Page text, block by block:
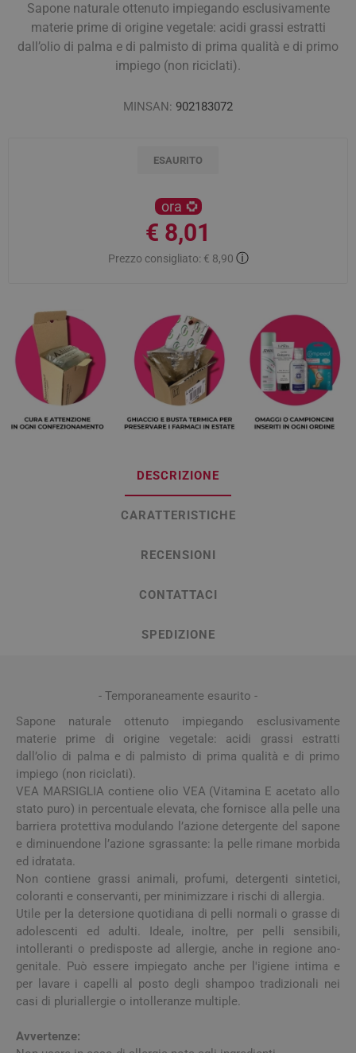
Sapone naturale ottenuto impiegando esclusivamente
materie prime di origine vegetale: acidi grassi estratti
dall’olio di palma e di palmisto di prima qualità e di primo
impiego (non riciclati).
MINSAN: 902183072
ESAURITO
ora
€ 8,01
Prezzo consigliato: € 8,90 ⓘ
DESCRIZIONE
CARATTERISTICHE
RECENSIONI
CONTATTACI
SPEDIZIONE
- Temporaneamente esaurito -
Sapone naturale ottenuto impiegando esclusivamente
materie prime di origine vegetale: acidi grassi estratti
dall’olio di palma e di palmisto di prima qualità e di primo
impiego (non riciclati).
VEA MARSIGLIA contiene olio VEA (Vitamina E acetato allo
stato puro) in percentuale elevata, che fornisce alla pelle una
barriera protettiva modulando l’azione detergente del sapone
e diminuendone l’azione sgrassante: la pelle rimane morbida
ed idratata.
Non contiene grassi animali, profumi, detergenti sintetici,
coloranti e conservanti, per minimizzare i rischi di allergia.
Utile per la detersione quotidiana di pelli normali o grasse di
adolescenti ed adulti. Ideale, inoltre, per pelli sensibili,
intolleranti o predisposte ad allergie, anche in regione ano-
genitale. Può essere impiegato anche per l'igiene intima e
per lavare i capelli al posto degli shampoo tradizionali nei
casi di pluriallergie o intolleranze multiple.
Avvertenze: